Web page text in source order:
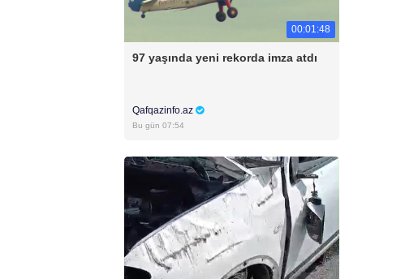
00:01:48
97 yaşında yeni rekorda imza atdı
Qafqazinfo.az
Bu gün 07:54